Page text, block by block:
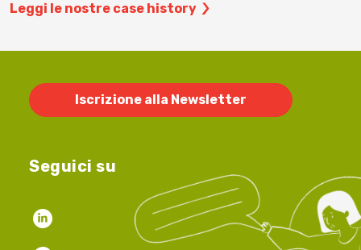
Leggi le nostre case history
Iscrizione alla Newsletter
Seguici su